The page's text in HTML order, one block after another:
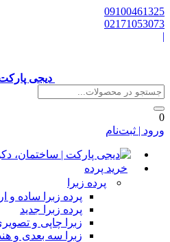
09100461325
02171053073
|
دیجی
0
ورود | ثبت‌نام
خرید پرده
پرده زبرا
پرده زبرا ساده و
پرده زبرا جدید
زبرا چاپی و
زبرا سه بعدی و